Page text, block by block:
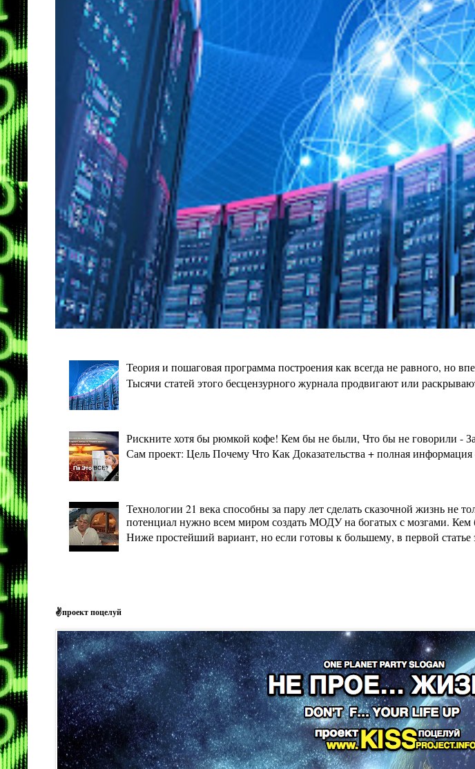
Теория и пошаговая программа построения как всегда не равного, но
Тысячи статей этого бесцензурного журнала продвигают или
Рискните хотя бы рюмкой кофе! Кем бы не были, Что бы не говорили
Сам проект: Цель Почему Что Как Доказательства + полная
Технологии 21 века способны за пару лет сделать сказочной жизнь не
потенциал нужно всем миром создать МОДУ на богатых с мозгами. Кем
Ниже простейший вариант, но если готовы к большему, в первой
✌проект поцелуй